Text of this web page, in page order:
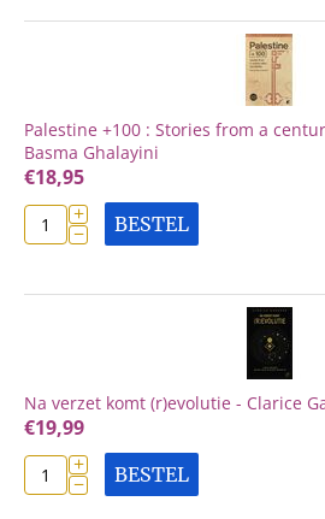
Palestine +100 : Stories from a
Basma Ghalayini
€18,95
+
− BESTEL
Na verzet komt (r)evolutie - Clarice
€19,99
+
− BESTEL